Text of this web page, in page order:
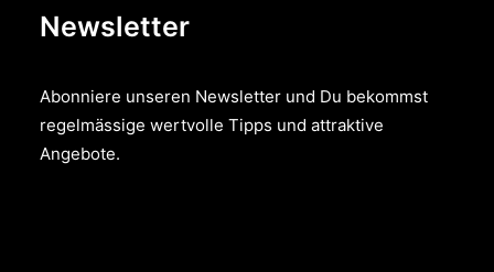
Newsletter
Abonniere unseren Newsletter und Du bekommst
regelmässige wertvolle Tipps und attraktive
Angebote.